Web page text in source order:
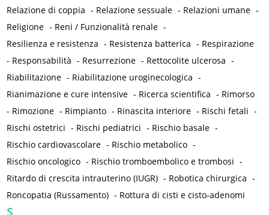
Relazione di coppia - Relazione sessuale - Relazioni umane -
Religione - Reni / Funzionalità renale -
Resilienza e resistenza - Resistenza batterica - Respirazione
- Responsabilità - Resurrezione - Rettocolite ulcerosa -
Riabilitazione - Riabilitazione uroginecologica -
Rianimazione e cure intensive - Ricerca scientifica - Rimorso
- Rimozione - Rimpianto - Rinascita interiore - Rischi fetali -
Rischi ostetrici - Rischi pediatrici - Rischio basale -
Rischio cardiovascolare - Rischio metabolico -
Rischio oncologico - Rischio tromboembolico e trombosi -
Ritardo di crescita intrauterino (IUGR) - Robotica chirurgica -
Roncopatia (Russamento) - Rottura di cisti e cisto-adenomi